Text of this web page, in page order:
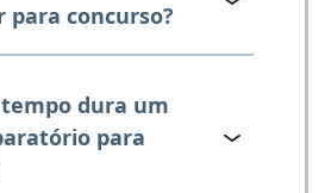
para concurso?
dura um
para